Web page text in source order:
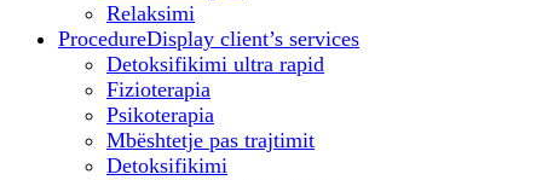
Relaksimi
ProcedureDisplay client’s services
Detoksifikimi ultra rapid
Fizioterapia
Psikoterapia
Mbështetje pas trajtimit
Detoksifikimi